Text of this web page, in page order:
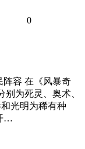
0
阵容 在《风暴奇
为死灵、奥术、
光明为稀有种
…